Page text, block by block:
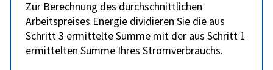
Zur Berechnung des durchschnittlichen
Arbeitspreises Energie dividieren Sie die aus
Schritt 3 ermittelte Summe mit der aus Schritt 1
ermittelten Summe Ihres Stromverbrauchs.